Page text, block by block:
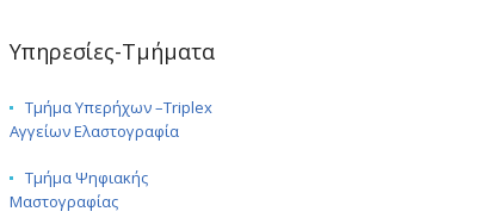
Υπηρεσίες-Τμήματα
Τμήμα Υπερήχων –Triplex
Αγγείων Ελαστογραφία
Τμήμα Ψηφιακής
Μαστογραφίας